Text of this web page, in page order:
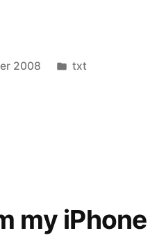
2008
Veröffentlicht
txt
my iPhone